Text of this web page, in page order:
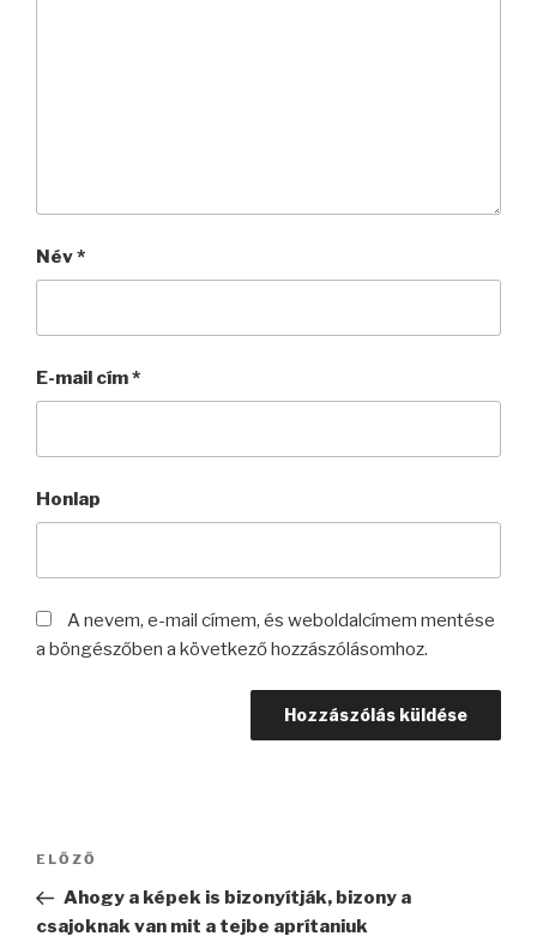
Név*
E-mail cím*
Honlap
A nevem, e-mail címem, és weboldalcímem mentése
a böngészőben a következő hozzászólásomhoz.
Bejegyzés
Korábbi
bejegyzés
ELŐZŐ
Ahogy a képek is bizonyítják, bizony a
csajoknak van mit a tejbe aprítaniuk